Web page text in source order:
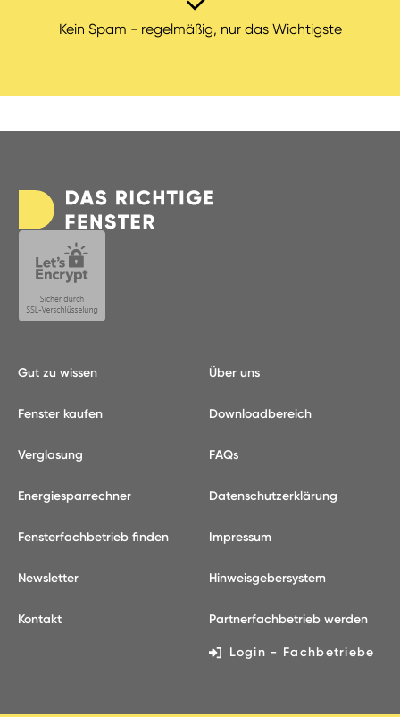
Kein Spam - regelmäßig, nur das Wichtigste
Gut zu wissen
Fenster kaufen
Verglasung
Energiesparrechner
Fensterfachbetrieb finden
Newsletter
Kontakt
Über uns
Downloadbereich
FAQs
Datenschutzerklärung
Impressum
Hinweisgebersystem
Partnerfachbetrieb werden
Login - Fachbetriebe